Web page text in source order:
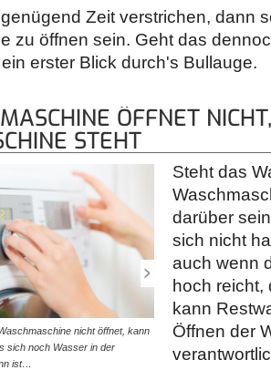
Zeit verstrichen, dann
zu öffnen sein. Geht das
erster Blick durch's Bullauge.
ÖFFNET
STEHT
nicht öffnet, kann
sich noch Wasser in der
ist…
© diybook | Besteht der
Wasser nicht
abgelassen werden.
Steht das
darüber
sich nicht
auch wenn
hoch reicht,
kann
Öffnen der